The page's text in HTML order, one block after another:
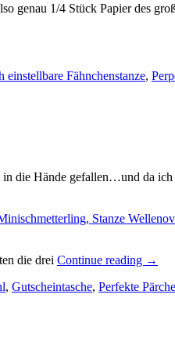
genau 1/4 Stück Papier des
einstellbare Fähnchenstanze,
die Hände gefallen…und da
die drei Continue reading
„Beim
aufs
→
, Gutscheintasche, Perfekte